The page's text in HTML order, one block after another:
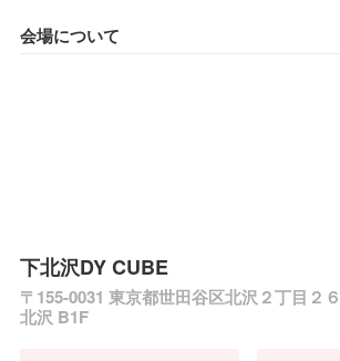
会場について
下北沢DY CUBE
〒155-0031 東京都世田谷区北沢２丁目２
北沢 B1F